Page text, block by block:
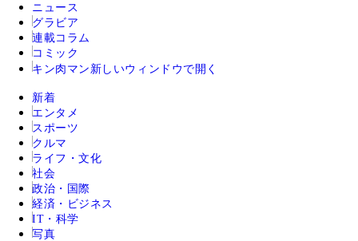
ニュース
グラビア
連載コラム
コミック
キン肉マン 新しいウィンドウで開く
新着
エンタメ
スポーツ
クルマ
ライフ・文化
社会
政治・国際
経済・ビジネス
IT・科学
写真